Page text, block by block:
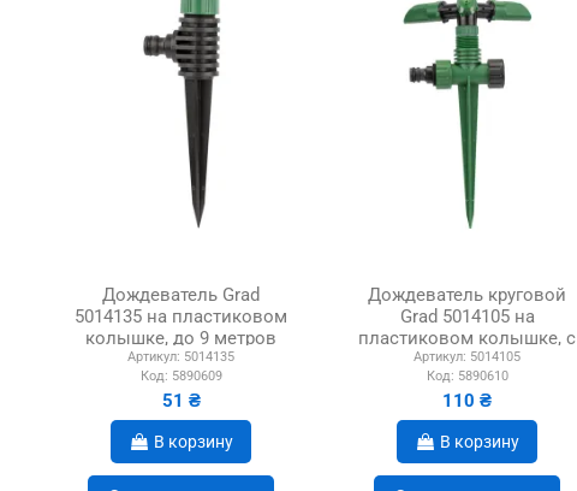
Дождеватель Grad
5014135 на пластиковом
колышке, до 9 метров
ABS
Артикул: 5014135
Код: 5890609
51 ₴
В корзину
Дождеватель круговой
Grad 5014105 на
пластиковом колышке, с
верхней подачей ABS
Артикул: 5014105
Код: 5890610
110 ₴
В корзину